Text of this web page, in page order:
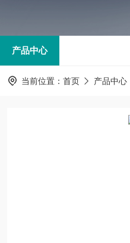
产品中心
当前位置： 首页 产品中心